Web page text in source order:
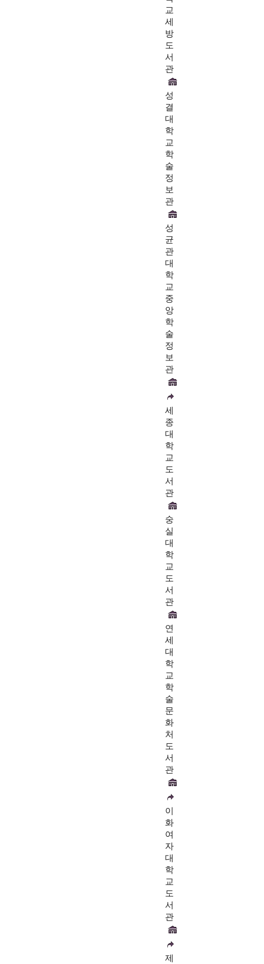
교
세
방
도
서
관
성
결
대
학
교
학
술
정
보
관
성
균
관
대
학
교
중
앙
학
술
정
보
관
세
종
대
학
교
도
서
관
숭
실
대
학
교
도
서
관
연
세
대
학
교
학
술
문
화
처
도
서
관
이
화
여
자
대
학
교
도
서
관
제